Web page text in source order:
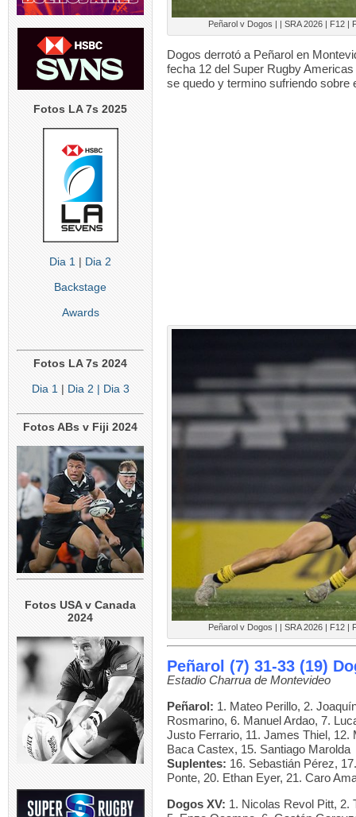
Fotos LA 7s 2025
Dia 1 | Dia 2
Backstage
Awards
Fotos LA 7s 2024
Dia 1 | Dia 2 | Dia 3
Fotos ABs v Fiji 2024
Fotos USA v Canada
2024
Peñarol v Dogos | | SRA 2026 | F12 |
Dogos derrotó a Peñarol en
fecha 12 del Super Rugby
se quedo y termino sufriendo sobre
Peñarol v Dogos | | SRA 2026 | F12 |
Peñarol (7) 31-33 (19)
Estadio Charrua de Montevideo
Peñarol: 1. Mateo Perillo, 2.
Rosmarino, 6. Manuel Ardao, 7.
Justo Ferrario, 11. James Thiel, 12.
Baca Castex, 15. Santiago Marolda
Suplentes: 16. Sebastián Pérez,
Ponte, 20. Ethan Eyer, 21. Caro
Dogos XV: 1. Nicolas Revol Pitt, 2.